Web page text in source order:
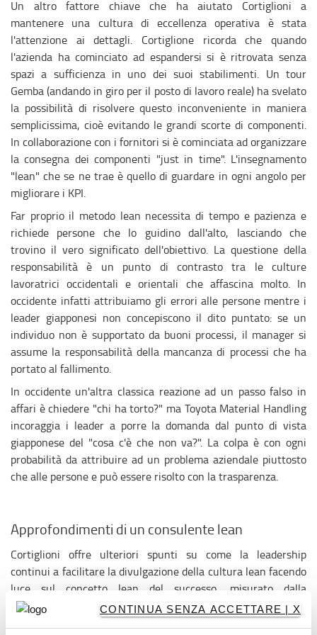
CONTINUA SENZA ACCETTARE | X
Un altro fattore chiave che ha aiutato Cortiglioni a
mantenere una cultura di eccellenza operativa è stata
l'attenzione ai dettagli. Cortiglione ricorda che quando
l'azienda ha cominciato ad espandersi si è ritrovata senza
spazi a sufficienza in uno dei suoi stabilimenti. Un tour
Gemba (andando in giro per il posto di lavoro reale) ha svelato
la possibilità di risolvere questo inconveniente in maniera
semplicissima, cioè evitando le grandi scorte di componenti.
In collaborazione con i fornitori si è cominciata ad organizzare
la consegna dei componenti "just in time". L'insegnamento
"lean" che se ne trae è quello di guardare in ogni angolo per
migliorare i KPI.
Far proprio il metodo lean necessita di tempo e pazienza e
richiede persone che lo guidino dall'alto, lasciando che
trovino il vero significato dell'obiettivo. La questione della
responsabilità è un punto di contrasto tra le culture
lavoratrici occidentali e orientali che affascina molto. In
occidente infatti attribuiamo gli errori alle persone mentre i
leader giapponesi non concepiscono il dito puntato: se un
individuo non è supportato da buoni processi, il manager si
assume la responsabilità della mancanza di processi che ha
portato al fallimento.
In occidente un'altra classica reazione ad un passo falso in
affari è chiedere "chi ha torto?" ma Toyota Material Handling
incoraggia i leader a porre la domanda dal punto di vista
giapponese del "cosa c'è che non va?". La colpa è con ogni
probabilità da attribuire ad un problema aziendale piuttosto
che alle persone e può essere risolto con la trasparenza.
Approfondimenti di un consulente lean
Cortiglioni offre ulteriori spunti su come la leadership
continui a facilitare la divulgazione della cultura lean facendo
luce sul concetto lean del successo, misurato dalla
soddisfazione della squadra piuttosto che dai numeri. "Con
una squadra forte e impegnata, i numeri seguiranno. I leader